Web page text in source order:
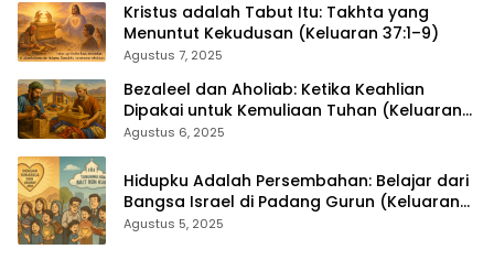
Kristus adalah Tabut Itu: Takhta yang
Menuntut Kekudusan (Keluaran 37:1–9)
Agustus 7, 2025
Bezaleel dan Aholiab: Ketika Keahlian
Dipakai untuk Kemuliaan Tuhan (Keluaran
36:1–7)
Agustus 6, 2025
Hidupku Adalah Persembahan: Belajar dari
Bangsa Israel di Padang Gurun (Keluaran
35:4–29)
Agustus 5, 2025